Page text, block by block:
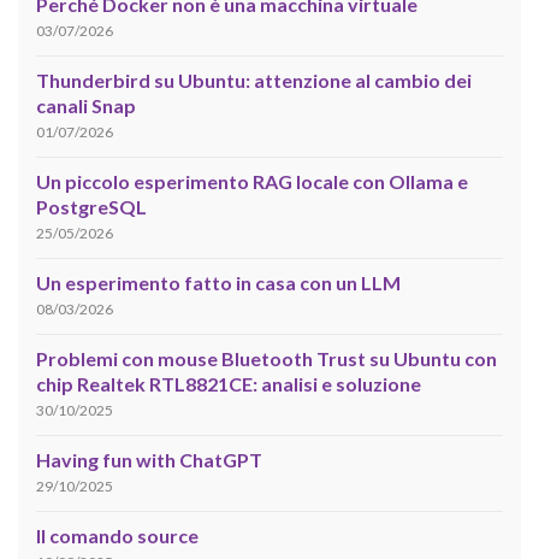
Perché Docker non è una macchina virtuale
03/07/2026
Thunderbird su Ubuntu: attenzione al cambio dei
canali Snap
01/07/2026
Un piccolo esperimento RAG locale con Ollama e
PostgreSQL
25/05/2026
Un esperimento fatto in casa con un LLM
08/03/2026
Problemi con mouse Bluetooth Trust su Ubuntu con
chip Realtek RTL8821CE: analisi e soluzione
30/10/2025
Having fun with ChatGPT
29/10/2025
Il comando source